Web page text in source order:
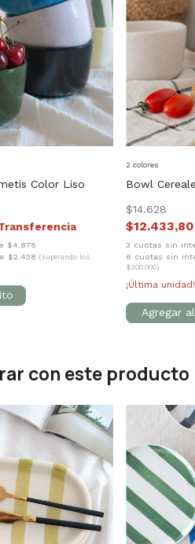
Color Liso
$4.876
$2.438 (superando los
Bowl
$14.628
$12.433,80
3 cuotas sin
6 cuotas sin
$300.000)
¡Última unidad!
2 colores
con este producto